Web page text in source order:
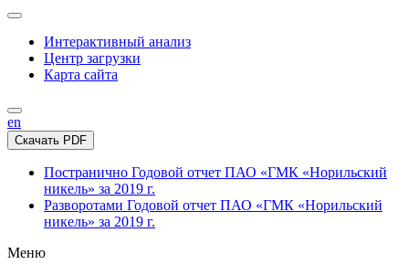
Интерактивный анализ
Центр загрузки
Карта сайта
en
Скачать PDF
Постранично Годовой отчет ПАО «ГМК «Норильский
никель» за 2019 г.
Разворотами Годовой отчет ПАО «ГМК «Норильский
никель» за 2019 г.
Меню